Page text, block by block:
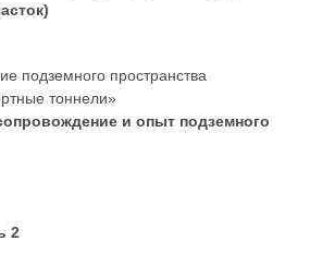
подземного пространства
тоннели»
и опыт подземного
2